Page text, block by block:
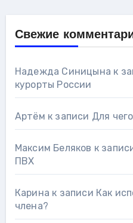
Свежие
Надежда Синицына к
курорты России
Артём к записи Для
Максим Беляков к
ПВХ
Карина к записи Как
члена?